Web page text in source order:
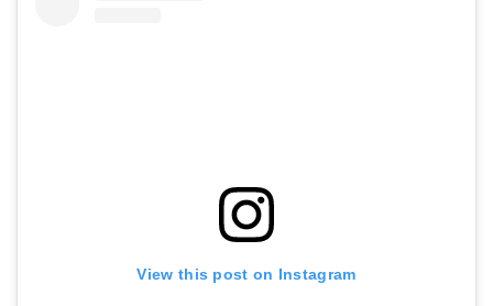
View this post on Instagram